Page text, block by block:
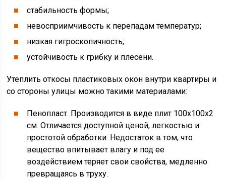
стабильность формы;
невосприимчивость к перепадам температур;
низкая гигроскопичность;
устойчивость к грибку и плесени.
Утеплить откосы пластиковых окон внутри квартиры и
со стороны улицы можно такими материалами:
Пенопласт. Производится в виде плит 100x100x2
см. Отличается доступной ценой, легкостью и
простотой обработки. Недостаток в том, что
вещество впитывает влагу и под ее
воздействием теряет свои свойства, медленно
превращаясь в труху.